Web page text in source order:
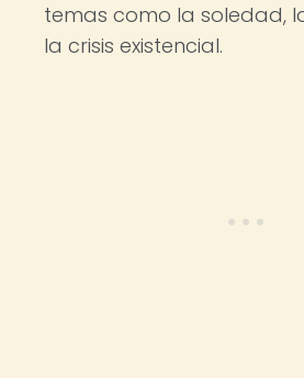
temas como la soledad,
la crisis existencial.